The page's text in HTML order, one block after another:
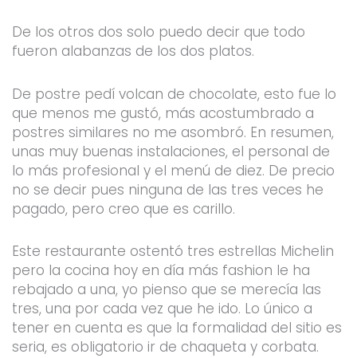
De los otros dos solo puedo decir que todo
fueron alabanzas de los dos platos.
De postre pedí volcan de chocolate, esto fue lo
que menos me gustó, más acostumbrado a
postres similares no me asombró. En resumen,
unas muy buenas instalaciones, el personal de
lo más profesional y el menú de diez. De precio
no se decir pues ninguna de las tres veces he
pagado, pero creo que es carillo.
Este restaurante ostentó tres estrellas Michelin
pero la cocina hoy en día más fashion le ha
rebajado a una, yo pienso que se merecía las
tres, una por cada vez que he ido. Lo único a
tener en cuenta es que la formalidad del sitio es
seria, es obligatorio ir de chaqueta y corbata.